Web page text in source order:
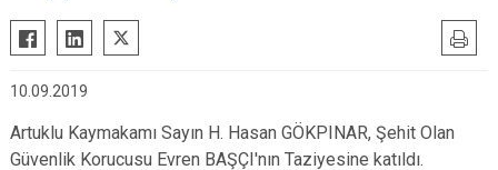
Mazıdağı
10.09.2019
Artuklu Kaymakamı Sayın H. Hasan GÖKPINAR, Şehit Olan
Güvenlik Korucusu Evren BAŞÇI'nın Taziyesine katıldı.